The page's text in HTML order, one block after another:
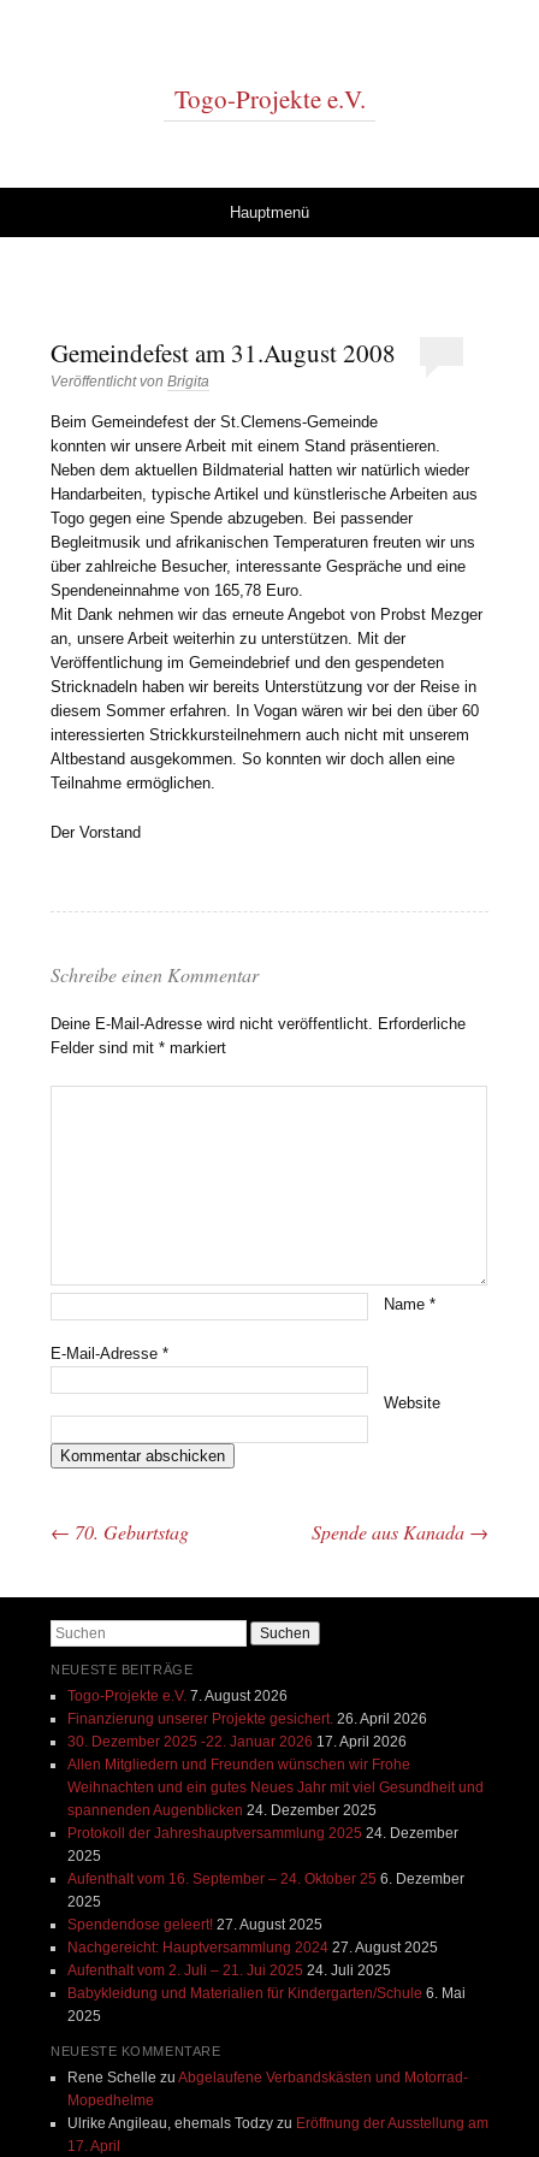
Togo-Projekte e.V.
Hauptmenü
Gemeindefest am 31.August 2008
Veröffentlicht vonBrigita
Beim Gemeindefest der St.Clemens-Gemeinde
konnten wir unsere Arbeit mit einem Stand präsentieren.
Neben dem aktuellen Bildmaterial hatten wir natürlich wieder
Handarbeiten, typische Artikel und künstlerische Arbeiten aus
Togo gegen eine Spende abzugeben. Bei passender
Begleitmusik und afrikanischen Temperaturen freuten wir uns
über zahlreiche Besucher, interessante Gespräche und eine
Spendeneinnahme von 165,78 Euro.
Mit Dank nehmen wir das erneute Angebot von Probst Mezger
an, unsere Arbeit weiterhin zu unterstützen. Mit der
Veröffentlichung im Gemeindebrief und den gespendeten
Stricknadeln haben wir bereits Unterstützung vor der Reise in
diesem Sommer erfahren. In Vogan wären wir bei den über 60
interessierten Strickkursteilnehmern auch nicht mit unserem
Altbestand ausgekommen. So konnten wir doch allen eine
Teilnahme ermöglichen.
Der Vorstand
Schreibe einen Kommentar
Deine E-Mail-Adresse wird nicht veröffentlicht. Erforderliche
Felder sind mit* markiert
Name*
E-Mail-Adresse*
Website
Beitrags-Navigation
← 70. Geburtstag Spende aus Kanada →
Suchen
NEUESTE BEITRÄGE
Togo-Projekte e.V. 7. August 2026
Finanzierung unserer Projekte gesichert. 26. April 2026
30. Dezember 2025 -22. Januar 2026 17. April 2026
Allen Mitgliedern und Freunden wünschen wir Frohe
Weihnachten und ein gutes Neues Jahr mit viel Gesundheit und
spannenden Augenblicken 24. Dezember 2025
Protokoll der Jahreshauptversammlung 2025 24. Dezember
2025
Aufenthalt vom 16. September – 24. Oktober 25 6. Dezember
2025
Spendendose geleert! 27. August 2025
Nachgereicht: Hauptversammlung 2024 27. August 2025
Aufenthalt vom 2. Juli – 21. Jui 2025 24. Juli 2025
Babykleidung und Materialien für Kindergarten/Schule 6. Mai
2025
NEUESTE KOMMENTARE
Rene Schelle zu Abgelaufene Verbandskästen und Motorrad-
Mopedhelme
Ulrike Angileau, ehemals Todzyzu Eröffnung der Ausstellung am
17. April